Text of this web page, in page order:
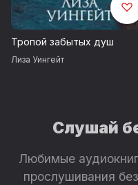
Тропой забытых душ
Лиза Уингейт
Слушай
Любимые
прослушивания